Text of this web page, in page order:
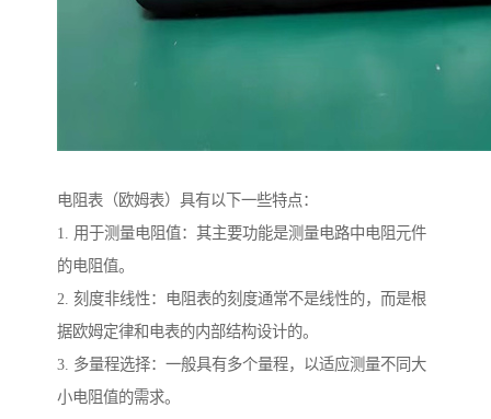
电阻表（欧姆表）具有以下一些特点：
1. 用于测量电阻值：其主要功能是测量电路中电阻元件
的电阻值。
2. 刻度非线性：电阻表的刻度通常不是线性的，而是根
据欧姆定律和电表的内部结构设计的。
3. 多量程选择：一般具有多个量程，以适应测量不同大
小电阻值的需求。